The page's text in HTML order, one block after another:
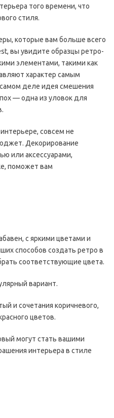
того времени, что
стиля.
которые вам больше всего
вы увидите образцы ретро-
элементами, такими как
характер самым
деле идея смешения
— одна из уловок для
совсем не
Декорирование
или аксессуарами,
поможет вам
с яркими цветами и
способов создать ретро в
соответствующие цвета.
вариант.
и сочетания коричневого,
цветов.
могут стать вашими
интерьера в стиле